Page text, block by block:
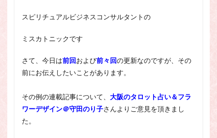
スピリチュアルビジネスコンサルタントの
ミスカトニックです
さて、今日は前回および前々回の更新なのですが、その
前にお伝えしたいことがあります。
その例の連載記事について、 大阪のタロット占い＆フラ
ワーデザイン＠守田のり子さんよりご意見を頂きまし
た。
スピリチュアル・セッション
アル・カウンセラーになりたい、スピリチュアル・カウンセリ
ング、スピリチュアル・セッション、スピリチュアル・セラピ
カウンセラー、占いカウンセリング、占いセラピー、占い師、
占い師になりたい、占い講座